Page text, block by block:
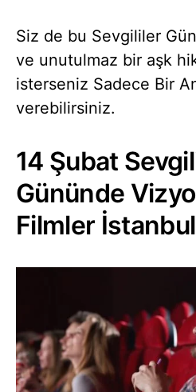
Siz de bu Sevgililer
ve unutulmaz bir aşk
isterseniz Sadece Bir
verebilirsiniz.
14 Şubat
Gününde
Filmler İstanbul